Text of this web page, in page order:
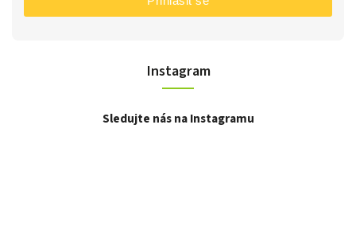
Instagram
Sledujte nás na Instagramu